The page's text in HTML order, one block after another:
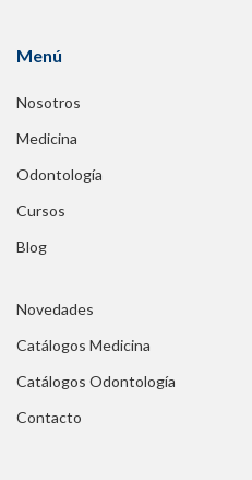
Menú
Nosotros
Medicina
Odontología
Cursos
Blog
Novedades
Catálogos Medicina
Catálogos Odontología
Contacto